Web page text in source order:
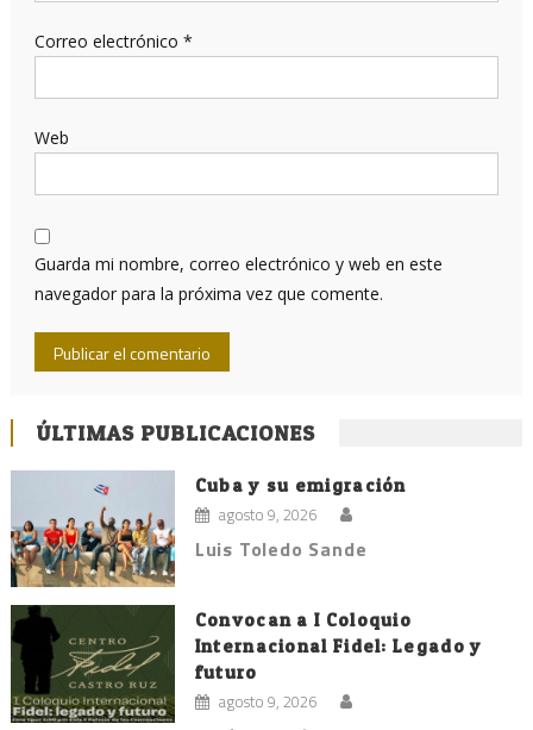
Correo electrónico *
Web
Guarda mi nombre, correo electrónico y web en este
navegador para la próxima vez que comente.
ÚLTIMAS PUBLICACIONES
Cuba y su emigración
agosto 9, 2026
Luis Toledo Sande
Convocan a I Coloquio
Internacional Fidel: Legado y
futuro
agosto 9, 2026